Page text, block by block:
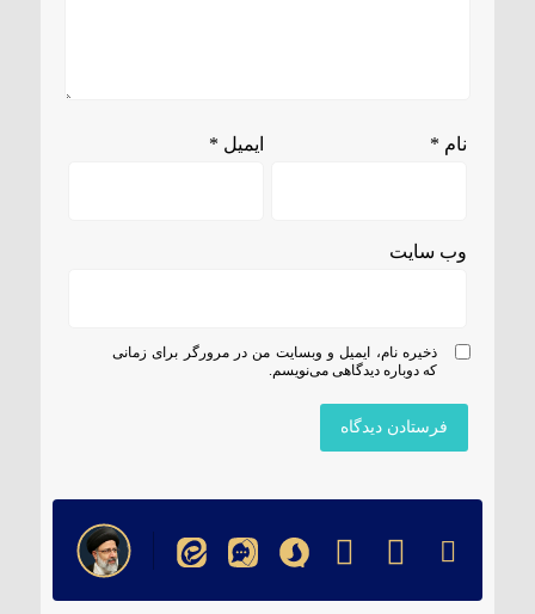
نام * ایمیل *
وب‌ سایت
ذخیره نام، ایمیل و وبسایت من در مرورگر برای زمانی
که دوباره دیدگاهی می‌نویسم.